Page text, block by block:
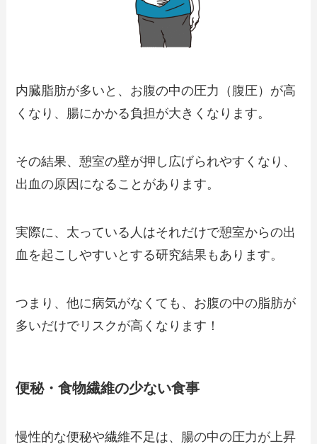
内臓脂肪が多いと、お腹の中の圧力（腹圧）が高
くなり、腸にかかる負担が大きくなります。
その結果、憩室の壁が押し広げられやすくなり、
出血の原因になることがあります。
実際に、太っている人はそれだけで憩室からの出
血を起こしやすいとする研究結果もあります。
つまり、他に病気がなくても、お腹の中の脂肪が
多いだけでリスクが高くなります！
便秘・食物繊維の少ない食事
慢性的な便秘や繊維不足は、腸の中の圧力が上昇